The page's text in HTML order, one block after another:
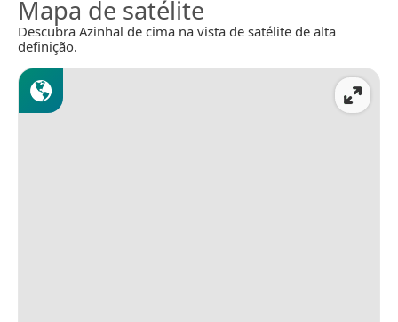
Mapa de satélite
Descubra Azinhal de cima na vista de satélite de alta
definição.